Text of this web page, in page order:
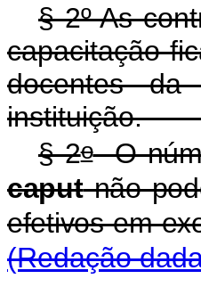
§ 2º As
capacitação
docentes
instituição.
§ 2oO
caputnão
efetivos
(Redação